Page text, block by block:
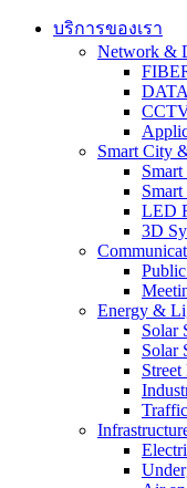
บริการของเรา
Network &
Smart City
Smart
LED
3D
Energy &
Solar
Solar